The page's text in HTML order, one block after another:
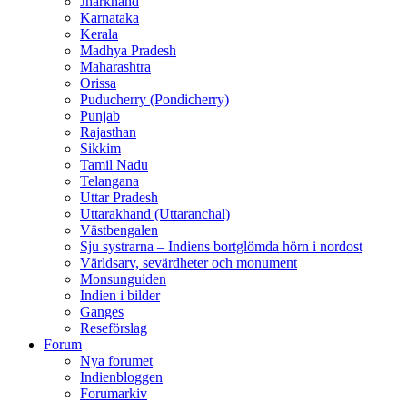
Karnataka
Kerala
Madhya Pradesh
Maharashtra
Orissa
Puducherry (Pondicherry)
Punjab
Rajasthan
Sikkim
Tamil Nadu
Telangana
Uttar Pradesh
Uttarakhand (Uttaranchal)
Västbengalen
Sju systrarna – Indiens bortglömda hörn i nordost
Världsarv, sevärdheter och monument
Monsunguiden
Indien i bilder
Ganges
Reseförslag
Forum
Nya forumet
Indienbloggen
Forumarkiv